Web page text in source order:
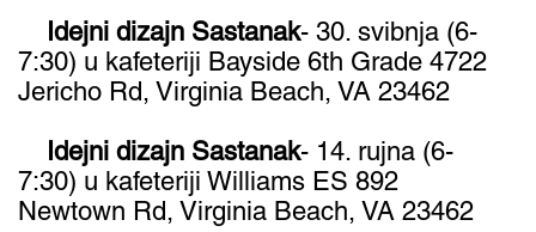
Idejni dizajn Sastanak- 30. svibnja (6-
7:30) u kafeteriji Bayside 6th Grade 4722
Jericho Rd, Virginia Beach, VA 23462
Idejni dizajn Sastanak- 14. rujna (6-
7:30) u kafeteriji Williams ES 892
Newtown Rd, Virginia Beach, VA 23462